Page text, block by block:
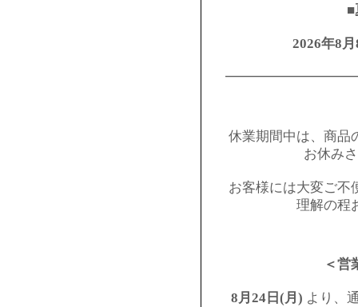
■
2026年8
休業期間中は、商品
お休み
お客様には大変ご不
理解の程
＜営
8月24日(月) より、